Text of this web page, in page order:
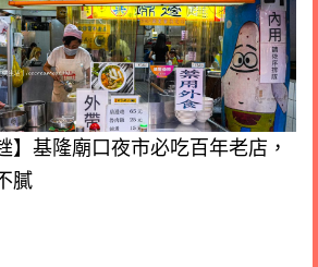
】基隆廟口夜市必吃百年老店，
膩